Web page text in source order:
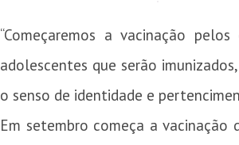
“Começaremos a vacinação
adolescentes que serão
o senso de identidade e
Em setembro começa a